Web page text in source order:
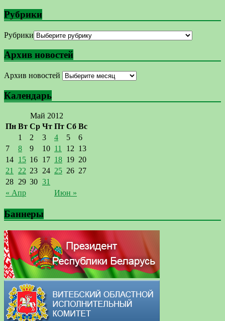
Рубрики
Рубрики
Архив новостей
Архив новостей
Календарь
Май 2012
Пн Вт Ср Чт Пт Сб Вс
« Апр Июн »
1 2 3 4 5
6
7
8 9 10 11 12 13
14 15 16 17 18 19 20
21 22 23 24 25 26 27
28 29 30 31
Баннеры